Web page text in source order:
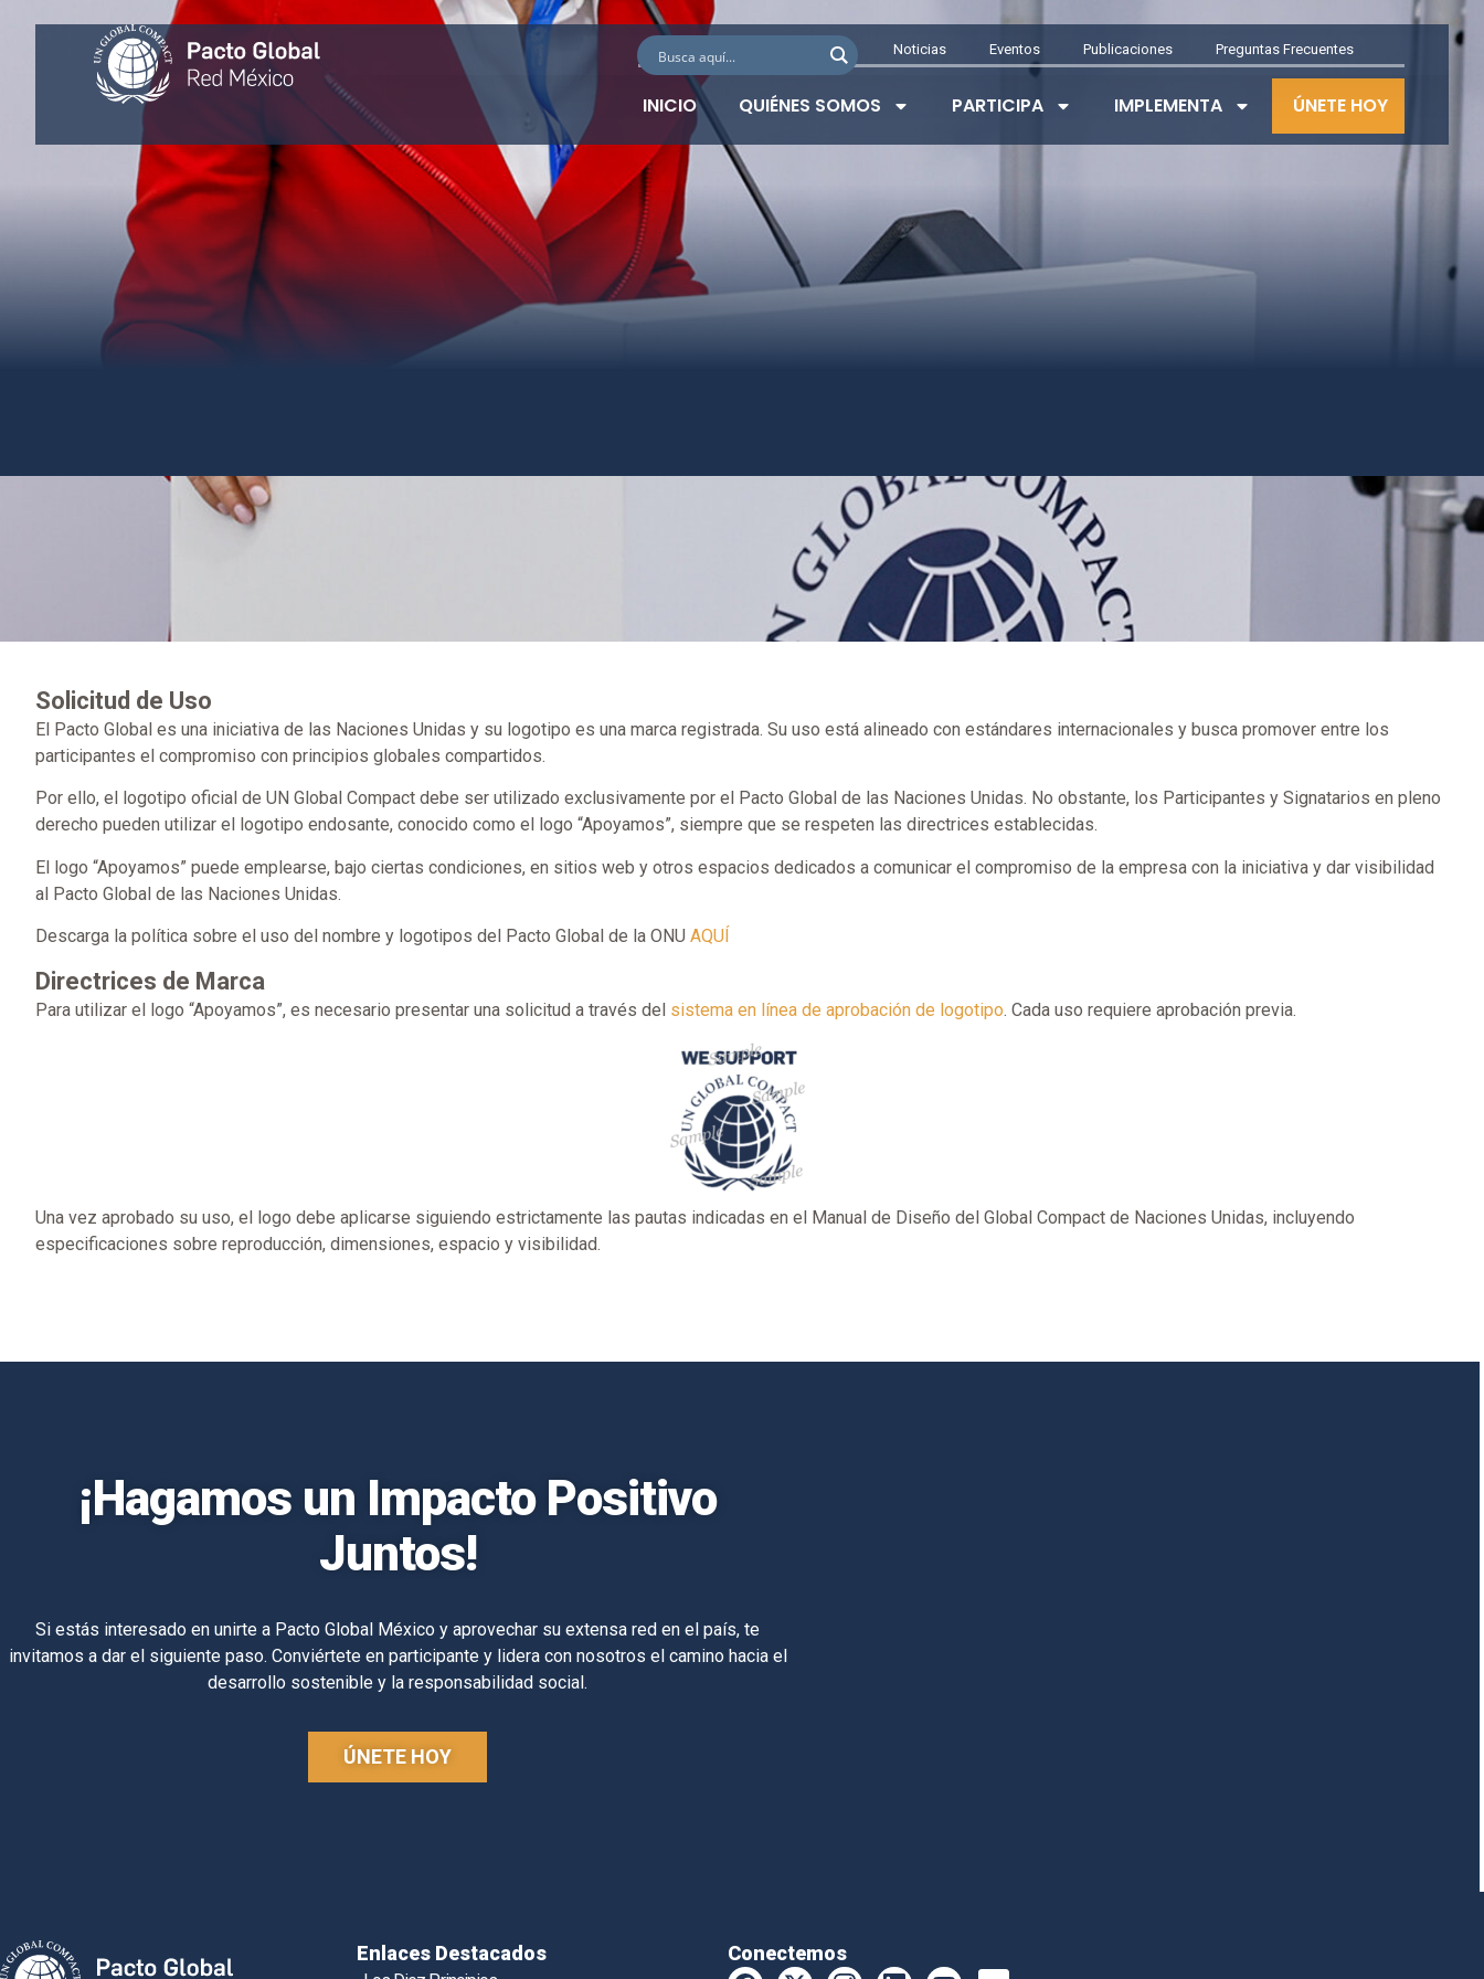
Noticias Eventos Publicaciones Preguntas Frecuentes
INICIO QUIÉNES SOMOS PARTICIPA IMPLEMENTA ÚNETE HOY
Solicitud de Uso
El Pacto Global es una iniciativa de las Naciones Unidas y su logotipo es una marca registrada. Su uso está alineado con estándares internacionales y busca promover entre los
participantes el compromiso con principios globales compartidos.
Por ello, el logotipo oficial de UN Global Compact debe ser utilizado exclusivamente por el Pacto Global de las Naciones Unidas. No obstante, los Participantes y Signatarios en pleno
derecho pueden utilizar el logotipo endosante, conocido como el logo “Apoyamos”, siempre que se respeten las directrices establecidas.
El logo “Apoyamos” puede emplearse, bajo ciertas condiciones, en sitios web y otros espacios dedicados a comunicar el compromiso de la empresa con la iniciativa y dar visibilidad
al Pacto Global de las Naciones Unidas.
Descarga la política sobre el uso del nombre y logotipos del Pacto Global de la ONU AQUÍ
Directrices de Marca
Para utilizar el logo “Apoyamos”, es necesario presentar una solicitud a través del sistema en línea de aprobación de logotipo. Cada uso requiere aprobación previa.
Una vez aprobado su uso, el logo debe aplicarse siguiendo estrictamente las pautas indicadas en el Manual de Diseño del Global Compact de Naciones Unidas, incluyendo
especificaciones sobre reproducción, dimensiones, espacio y visibilidad.
¡Hagamos un Impacto Positivo
Juntos!
Si estás interesado en unirte a Pacto Global México y aprovechar su extensa red en el país, te
invitamos a dar el siguiente paso. Conviértete en participante y lidera con nosotros el camino hacia el
desarrollo sostenible y la responsabilidad social.
ÚNETE HOY
Enlaces Destacados Conectemos